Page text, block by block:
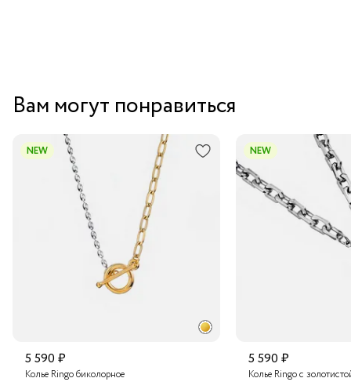
Вам могут понравиться
NEW
5 590 ₽
Колье Ringo биколорное
NEW
5 590 ₽
Колье Ringo с